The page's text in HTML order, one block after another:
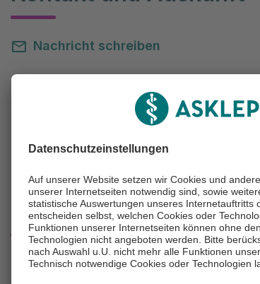
Nachricht schreiben
(0 33 32) 53 44 09
Kliniken